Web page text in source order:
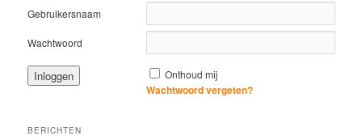
Gebruikersnaam
Wachtwoord
Onthoud mij
Wachtwoord vergeten?
BERICHTEN